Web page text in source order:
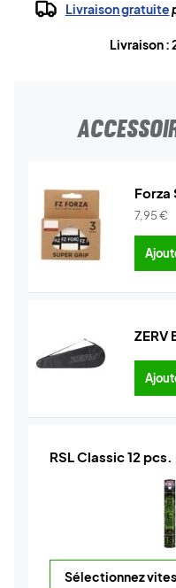
Livraison gratuite
Livraison :
Forza
7,95€
ZERV
RSL Classic 12 pcs.